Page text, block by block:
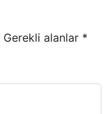
Gerekli alanlar *